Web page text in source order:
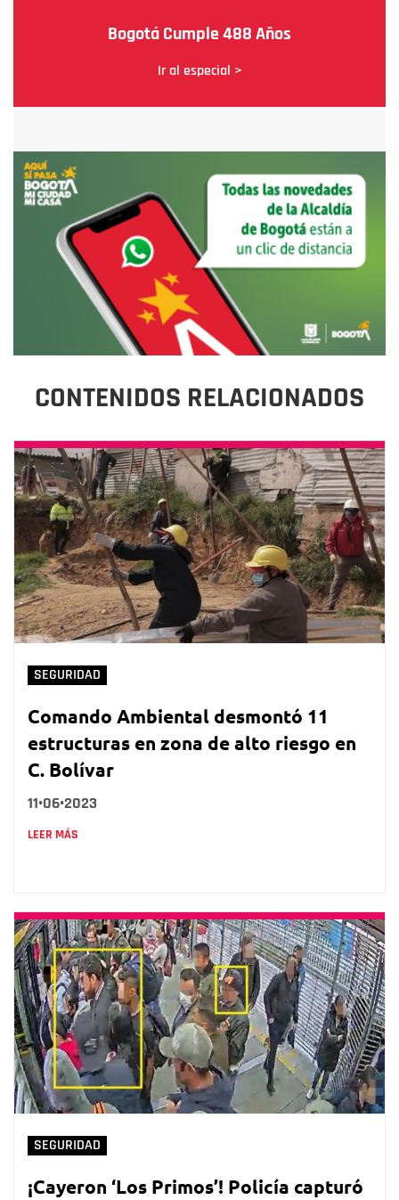
Bogotá Cumple 488 Años
Ir al especial >
CONTENIDOS RELACIONADOS
SEGURIDAD
Comando Ambiental desmontó 11
estructuras en zona de alto riesgo en
C. Bolívar
11•06•2023
LEER MÁS
SEGURIDAD
¡Cayeron ‘Los Primos’! Policía capturó